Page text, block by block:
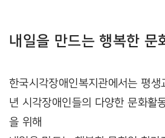
내일을 만드는 행복한 문
한국시각장애인복지관에서는 평
년 시각장애인들의 다양한 문화활
을 위해